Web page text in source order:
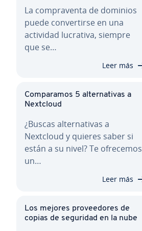
La co­m­pra­ve­n­ta de dominios
puede co­n­ve­r­ti­r­se en una
actividad lucrativa, siempre
que se…
Leer más
Co­m­pa­ra­mos 5 al­te­r­na­ti­vas a
Nextcloud
¿Buscas al­te­r­na­ti­vas a
Nextcloud y quieres saber si
están a su nivel? Te ofrecemos
un…
Leer más
Los mejores pro­vee­do­res de
copias de seguridad en la nube